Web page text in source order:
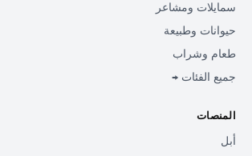
سمايلات ومشاعر
حيوانات وطبيعة
طعام وشراب
جميع الفئات →
المنصات
أبل